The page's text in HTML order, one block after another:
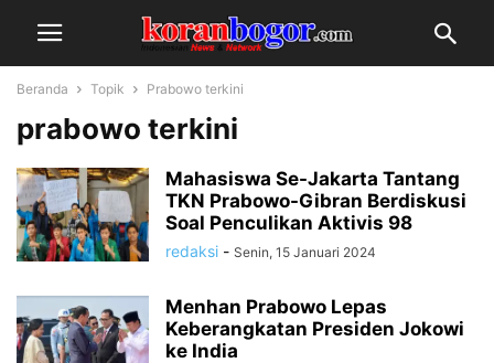
Beranda Topik Prabowo terkini
prabowo terkini
Mahasiswa Se-Jakarta Tantang
TKN Prabowo-Gibran Berdiskusi
Soal Penculikan Aktivis 98
redaksi - Senin, 15 Januari 2024
Menhan Prabowo Lepas
Keberangkatan Presiden Jokowi
ke India